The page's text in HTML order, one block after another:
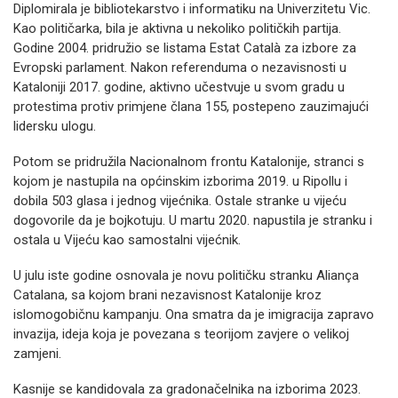
Diplomirala je bibliotekarstvo i informatiku na Univerzitetu Vic.
Kao političarka, bila je aktivna u nekoliko političkih partija.
Godine 2004. pridružio se listama Estat Català za izbore za
Evropski parlament. Nakon referenduma o nezavisnosti u
Kataloniji 2017. godine, aktivno učestvuje u svom gradu u
protestima protiv primjene člana 155, postepeno zauzimajući
lidersku ulogu.
Potom se pridružila Nacionalnom frontu Katalonije, stranci s
kojom je nastupila na općinskim izborima 2019. u Ripollu i
dobila 503 glasa i jednog vijećnika. Ostale stranke u vijeću
dogovorile da je bojkotuju. U martu 2020. napustila je stranku i
ostala u Vijeću kao samostalni vijećnik.
U julu iste godine osnovala je novu političku stranku Aliança
Catalana, sa kojom brani nezavisnost Katalonije kroz
islomogobičnu kampanju. Ona smatra da je imigracija zapravo
invazija, ideja koja je povezana s teorijom zavjere o velikoj
zamjeni.
Kasnije se kandidovala za gradonačelnika na izborima 2023.